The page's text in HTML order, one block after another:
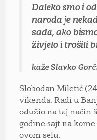
Daleko smo i
naroda je
sada, ako
živjelo i trošili
kaže Slavko
Slobodan Miletić
vikenda. Radi u
odužio na taj način
godine sajt na
ovom selu.